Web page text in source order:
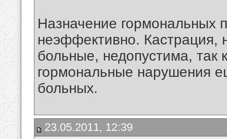
Назначение гормональных
неэффективно. Кастрация,
больные, недопустима, так
гормональные нарушения
больных.
23.05.2011, 12:39